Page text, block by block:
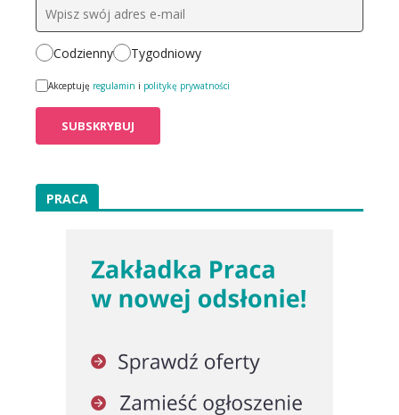
Codzienny Tygodniowy
Akceptuję regulamin i politykę prywatności
PRACA